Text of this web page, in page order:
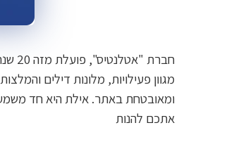
מגוון פעילויות, מלונות דילים
ומאובטחת באתר. אילת היא חד
אתכם להנות